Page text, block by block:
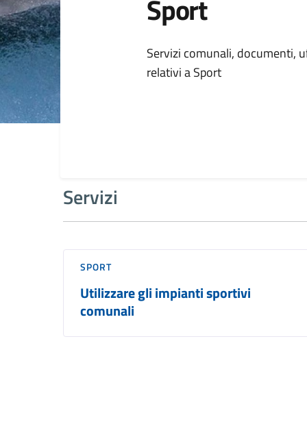
Sport
Dettagli
Servizi comunali, documenti,
relativi a Sport
Servizi
SPORT
Utilizzare gli impianti sportivi
comunali